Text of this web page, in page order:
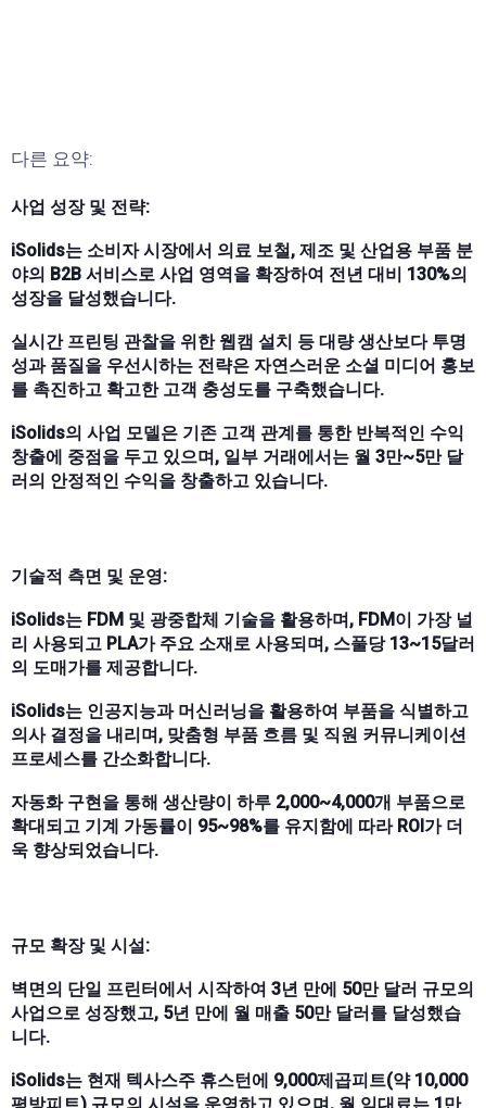
다른 요약:
사업 성장 및 전략:
iSolids는 소비자 시장에서 의료 보철, 제조 및 산업용 부품 분
야의 B2B 서비스로 사업 영역을 확장하여 전년 대비 130%의
성장을 달성했습니다.
실시간 프린팅 관찰을 위한 웹캠 설치 등 대량 생산보다 투명
성과 품질을 우선시하는 전략은 자연스러운 소셜 미디어 홍보
를 촉진하고 확고한 고객 충성도를 구축했습니다.
iSolids의 사업 모델은 기존 고객 관계를 통한 반복적인 수익
창출에 중점을 두고 있으며, 일부 거래에서는 월 3만~5만 달
러의 안정적인 수익을 창출하고 있습니다.
기술적 측면 및 운영:
iSolids는 FDM 및 광중합체 기술을 활용하며, FDM이 가장 널
리 사용되고 PLA가 주요 소재로 사용되며, 스풀당 13~15달러
의 도매가를 제공합니다.
iSolids는 인공지능과 머신러닝을 활용하여 부품을 식별하고
의사 결정을 내리며, 맞춤형 부품 흐름 및 직원 커뮤니케이션
프로세스를 간소화합니다.
자동화 구현을 통해 생산량이 하루 2,000~4,000개 부품으로
확대되고 기계 가동률이 95~98%를 유지함에 따라 ROI가 더
욱 향상되었습니다.
규모 확장 및 시설:
벽면의 단일 프린터에서 시작하여 3년 만에 50만 달러 규모의
사업으로 성장했고, 5년 만에 월 매출 50만 달러를 달성했습
니다.
iSolids는 현재 텍사스주 휴스턴에 9,000제곱피트(약 10,000
평방피트) 규모의 시설을 운영하고 있으며, 월 임대료는 1만